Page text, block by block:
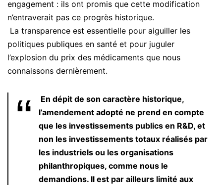
engagement : ils ont promis que cette modification
n’entraverait pas ce progrès historique.
La transparence est essentielle pour aiguiller les
politiques publiques en santé et pour juguler
l’explosion du prix des médicaments que nous
connaissons dernièrement.
En dépit de son caractère historique,
l’amendement adopté ne prend en compte
que les investissements publics en R&D, et
non les investissements totaux réalisés par
les industriels ou les organisations
philanthropiques, comme nous le
demandions. Il est par ailleurs limité aux